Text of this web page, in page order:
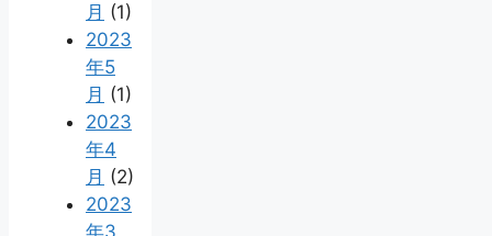
月 (1)
2023
年5
月 (1)
2023
年4
月 (2)
2023